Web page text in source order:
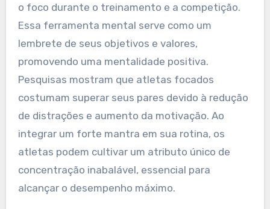
o foco durante o treinamento e a competição.
Essa ferramenta mental serve como um
lembrete de seus objetivos e valores,
promovendo uma mentalidade positiva.
Pesquisas mostram que atletas focados
costumam superar seus pares devido à redução
de distrações e aumento da motivação. Ao
integrar um forte mantra em sua rotina, os
atletas podem cultivar um atributo único de
concentração inabalável, essencial para
alcançar o desempenho máximo.